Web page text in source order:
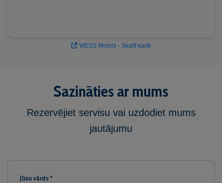
WESS Motors - Skatīt kartē
Sazināties ar mums
Rezervējiet servisu vai uzdodiet mums
jautājumu
Jūsu vārds *